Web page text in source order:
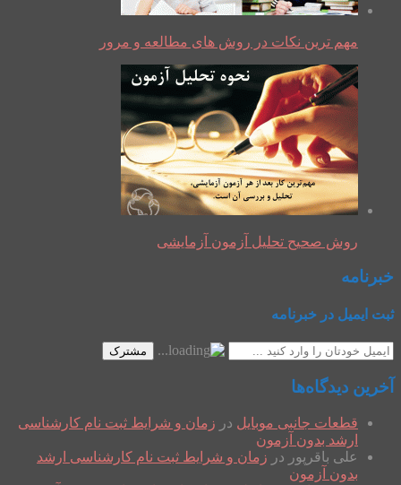
مهم ترین نکات در روش های مطالعه و مرور
روش صحیح تحلیل آزمون آزمایشی
خبرنامه
ثبت ایمیل در خبرنامه
مشترک
آخرین دیدگاه‌ها
قطعات جانبی موبایل در زمان و شرایط ثبت نام کارشناسی
ارشد بدون آزمون
علی باقرپور در زمان و شرایط ثبت نام کارشناسی ارشد
بدون آزمون